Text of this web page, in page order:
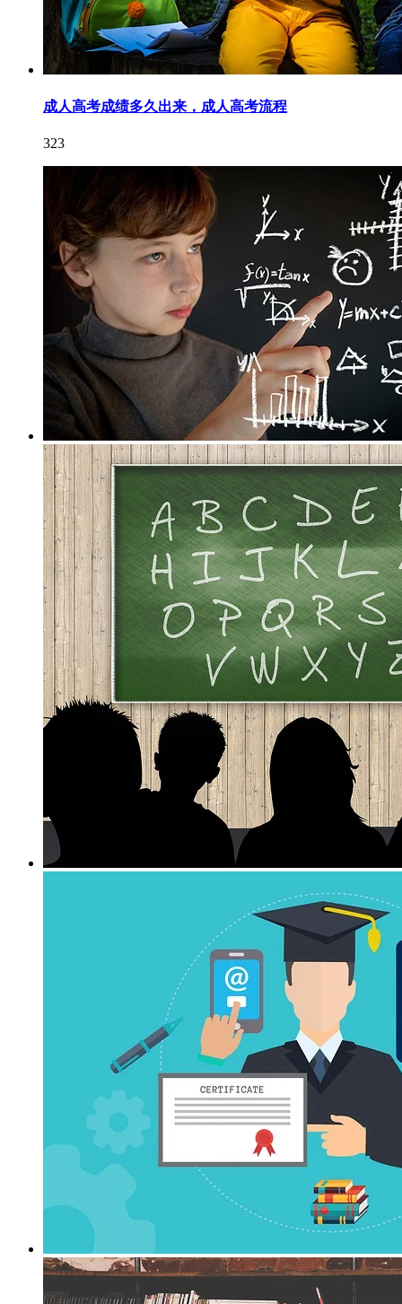
成人高考成绩多久出来，成人高考流程
323